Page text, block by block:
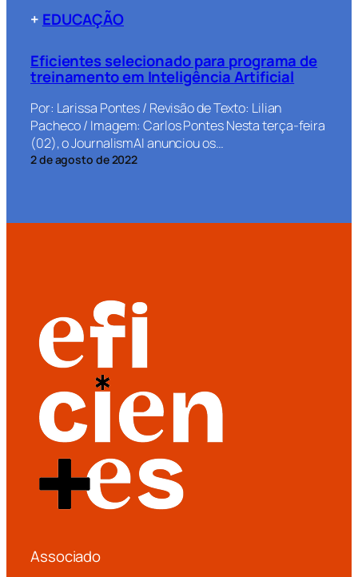
+ EDUCAÇÃO
Eficientes selecionado para programa de
treinamento em Inteligência Artificial
Por: Larissa Pontes / Revisão de Texto: Lilian
Pacheco / Imagem: Carlos Pontes Nesta terça-feira
(02), o JournalismAI anunciou os…
2 de agosto de 2022
Associado